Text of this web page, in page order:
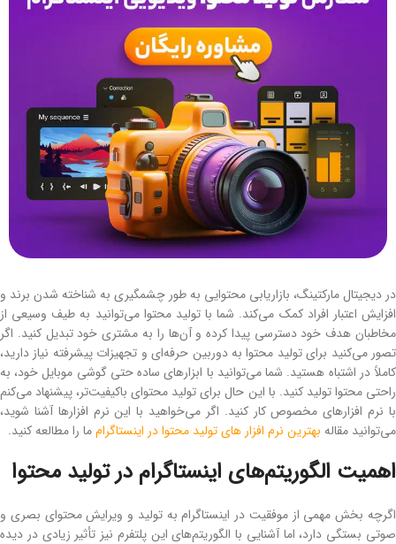
در دیجیتال مارکتینگ، بازاریابی محتوایی به طور چشمگیری به شناخته شدن برند و
افزایش اعتبار افراد کمک می‌کند. شما با تولید محتوا می‌توانید به طیف وسیعی از
مخاطبان هدف خود دسترسی پیدا کرده و آن‌ها را به مشتری خود تبدیل کنید. اگر
تصور می‌کنید برای تولید محتوا به دوربین حرفه‌ای و تجهیزات پیشرفته نیاز دارید،
کاملاً در اشتباه هستید. شما می‌توانید با ابزارهای ساده حتی گوشی موبایل خود، به‌
راحتی محتوا تولید کنید. با این حال برای تولید محتوای باکیفیت‌تر، پیشنهاد می‌کنم
با نرم ‌افزارهای مخصوص کار کنید. اگر می‌خواهید با این نرم ‌افزارها آشنا شوید،
می‌توانید مقاله بهترین نرم افزار های تولید محتوا در اینستاگرامما را مطالعه کنید.
اهمیت الگوریتم‌های اینستاگرام در تولید محتوا
اگرچه بخش مهمی از موفقیت در اینستاگرام به تولید و ویرایش محتوای بصری و
صوتی بستگی دارد، اما آشنایی با الگوریتم‌های این پلتفرم نیز تأثیر زیادی در دیده